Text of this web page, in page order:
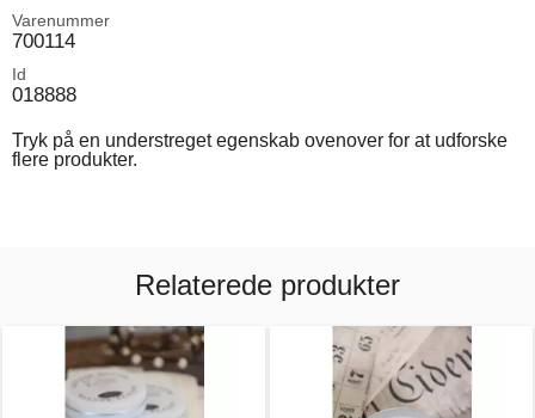
Varenummer
700114
Id
018888
Tryk på en understreget egenskab ovenover for at udforske
flere produkter.
Relaterede produkter